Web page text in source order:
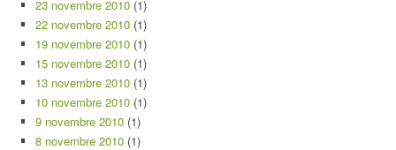
23 novembre 2010 (1)
22 novembre 2010 (1)
19 novembre 2010 (1)
15 novembre 2010 (1)
13 novembre 2010 (1)
10 novembre 2010 (1)
9 novembre 2010 (1)
8 novembre 2010 (1)